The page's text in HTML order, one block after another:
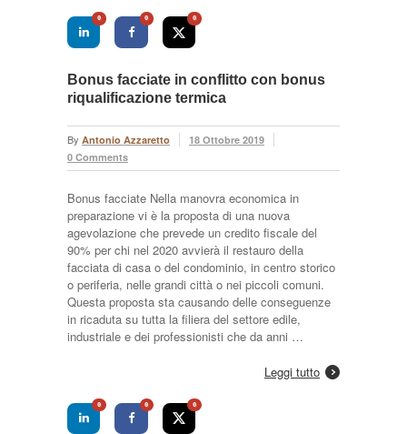
0 0 0
Bonus facciate in conflitto con bonus
riqualificazione termica
By Antonio Azzaretto
18 Ottobre 2019
0 Comments
Bonus facciate Nella manovra economica in
preparazione vi è la proposta di una nuova
agevolazione che prevede un credito fiscale del
90% per chi nel 2020 avvierà il restauro della
facciata di casa o del condominio, in centro storico
o periferia, nelle grandi città o nei piccoli comuni.
Questa proposta sta causando delle conseguenze
in ricaduta su tutta la filiera del settore edile,
industriale e dei professionisti che da anni …
Leggi tutto
0 0 0